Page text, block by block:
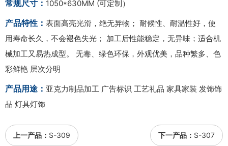
常规尺寸： 1050*630MM (可定制）
产品特性： 表面高亮光滑，绝无异物； 耐候性、耐温性好，使
用寿命长久，不会褪色失光； 加工后性能稳定，无异味；适合机
械加工又易热成型。 无毒、绿色环保，外观优美，品种繁多、色
彩鲜艳 层次分明
产品用途： 亚克力制品加工 广告标识 工艺礼品 家具家装 发饰饰
品 灯具灯饰
上一产品： S-309 下一产品： S-307